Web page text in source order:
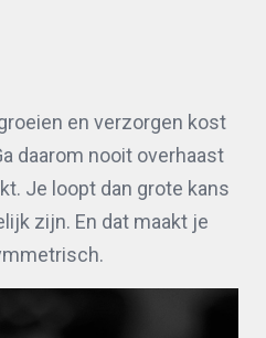
en verzorgen kost
daarom nooit overhaast
Je loopt dan grote kans
zijn. En dat maakt je